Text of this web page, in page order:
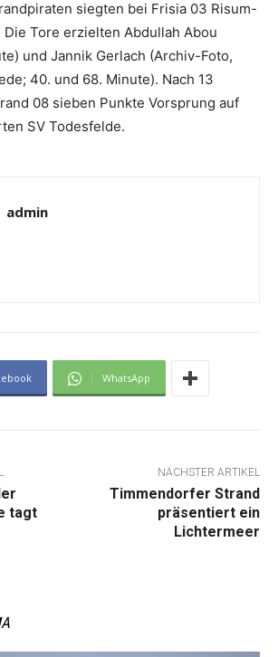
siegten bei Frisia 03 Risum-
Tore erzielten Abdullah Abou
und Jannik Gerlach (Archiv-Foto,
40. und 68. Minute). Nach 13
08 sieben Punkte Vorsprung auf
SV Todesfelde.
admin
WhatsApp
tagt
NÄCHSTER ARTIKEL
Timmendorfer Strand
präsentiert ein
Lichtermeer